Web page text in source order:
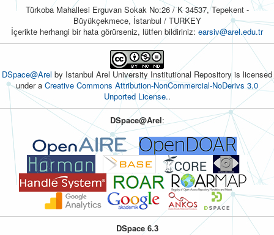
Türkoba Mahallesi Erguvan Sokak No:26 / K 34537, Tepekent -
Büyükçekmece, İstanbul / TURKEY
İçerikte herhangi bir hata görürseniz, lütfen bildiriniz: earsiv@arel.edu.tr
DSpace@Arel by Istanbul Arel University Institutional Repository is licensed
under a Creative Commons Attribution-NonCommercial-NoDerivs 3.0
Unported License..
DSpace@Arel:
DSpace 6.3